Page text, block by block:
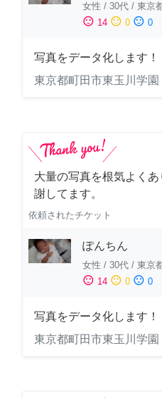
女性 / 30代 / 東京
sentiment_satisfied 14 sentiment_neutral 0 sentiment_dissatisfied 0
写真をデータ化します！
東京都町田市東玉川学園
大量の写真を根気よく
謝してます。
依頼されたチケット
ぽんちん
女性 / 30代 / 東京
sentiment_satisfied 14 sentiment_neutral 0 sentiment_dissatisfied 0
写真をデータ化します！
東京都町田市東玉川学園